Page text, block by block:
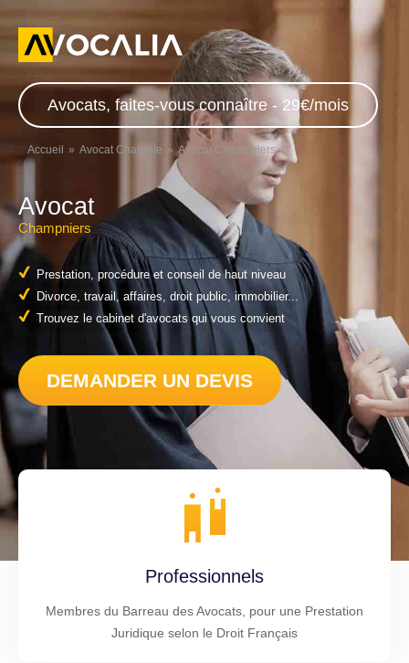
Avocats, faites-vous connaître - 29€/mois
Accueil Avocat Charente Avocat Champniers
Avocat
Champniers
Prestation, procédure et conseil de haut niveau
Divorce, travail, affaires, droit public, immobilier...
Trouvez le cabinet d'avocats qui vous convient
DEMANDER UN DEVIS
Professionnels
Membres du Barreau des Avocats, pour une Prestation
Juridique selon le Droit Français